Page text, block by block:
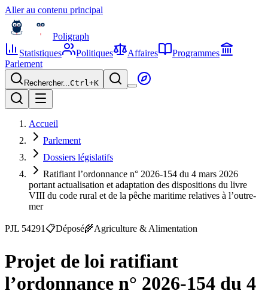
Aller au contenu principal
Poligraph
Statistiques
Politiques Affaires
Programmes
Parlement
Rechercher...Ctrl+K
Accueil
Parlement
Dossiers législatifs
Ratifiant l’ordonnance n° 2026-154 du 4 mars 2026
portant actualisation et adaptation des dispositions du livre
VIII du code rural et de la pêche maritime relatives à l’outre-
mer
PJL 54291 📋Déposé🌾Agriculture & Alimentation
Projet de loi ratifiant
l’ordonnance n° 2026-154 du 4